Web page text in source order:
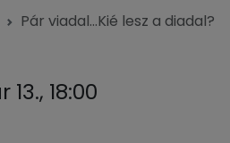
Pár viadal…Kié lesz a diadal?
18:00